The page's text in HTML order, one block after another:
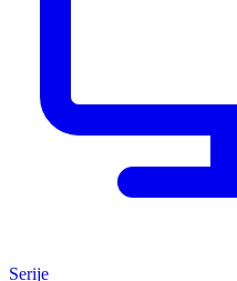
Serije